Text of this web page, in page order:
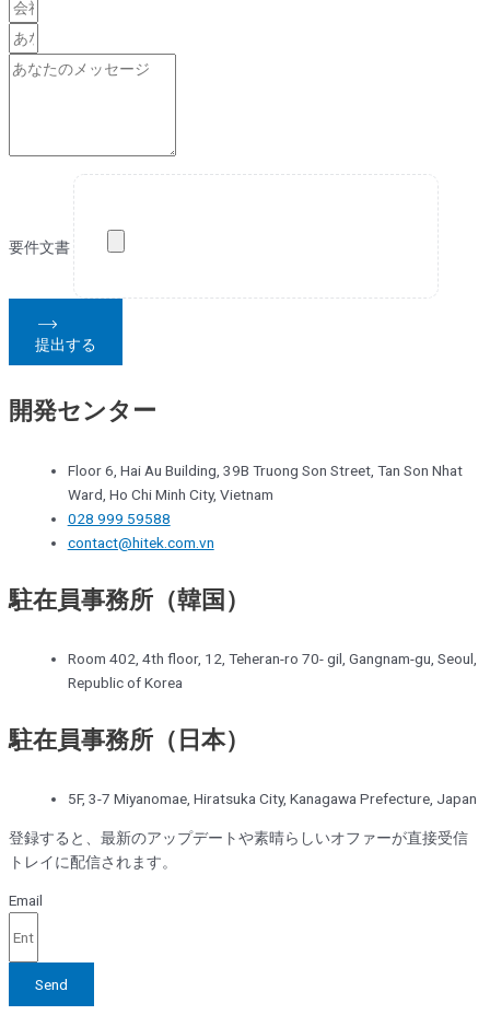
要件文書
提出する
開発センター
Floor 6, Hai Au Building, 39B Truong Son Street, Tan Son Nhat
Ward, Ho Chi Minh City, Vietnam
028 999 59588
contact@hitek.com.vn
駐在員事務所（韓国）
Room 402, 4th floor, 12, Teheran-ro 70- gil, Gangnam-gu, Seoul,
Republic of Korea
駐在員事務所（日本）
5F, 3-7 Miyanomae, Hiratsuka City, Kanagawa Prefecture, Japan
登録すると、最新のアップデートや素晴らしいオファーが直接受信
トレイに配信されます。
Email
Send